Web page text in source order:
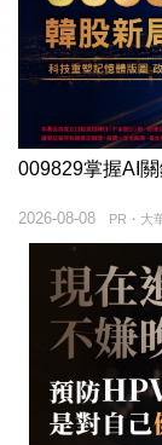
009829掌握AI
PR・大
2026-08-08